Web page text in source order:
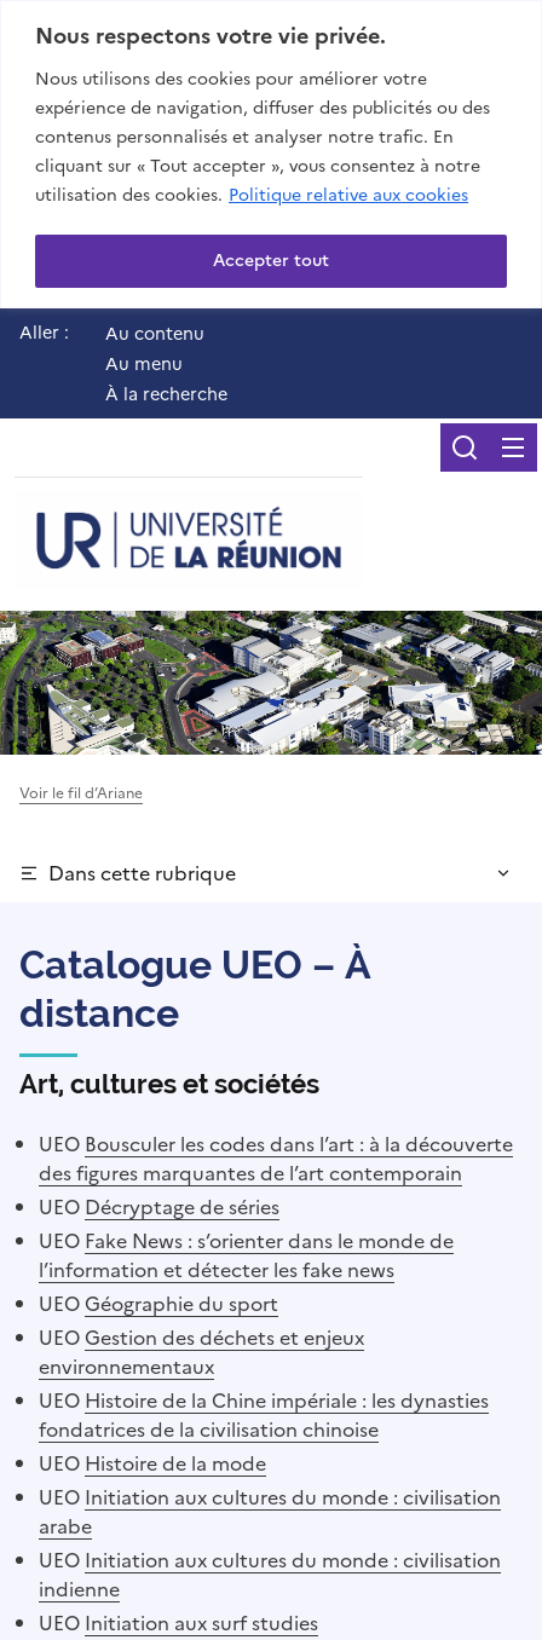
Nous respectons votre vie privée.
Nous utilisons des cookies pour améliorer votre
expérience de navigation, diffuser des publicités ou des
contenus personnalisés et analyser notre trafic. En
cliquant sur « Tout accepter », vous consentez à notre
utilisation des cookies. Politique relative aux cookies
Accepter tout
Aller :
Au contenu
Au menu
À la recherche
Voir le fil d’Ariane
Dans cette rubrique
Catalogue UEO – À
distance
Art, cultures et sociétés
UEO Bousculer les codes dans l’art : à la découverte
des figures marquantes de l’art contemporain
UEO Décryptage de séries
UEO Fake News : s’orienter dans le monde de
l’information et détecter les fake news
UEOGéographie du sport
UEOGestion des déchets et enjeux
environnementaux
UEO Histoire de la Chine impériale : les dynasties
fondatrices de la civilisation chinoise
UEO Histoire de la mode
UEO Initiation aux cultures du monde : civilisation
arabe
UEO Initiation aux cultures du monde : civilisation
indienne
UEO Initiation aux surf studies